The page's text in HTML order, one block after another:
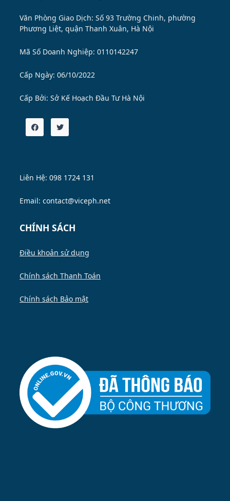
Văn Phòng Giao Dịch: Số 93 Trường Chinh, phường
Phương Liệt, quận Thanh Xuân, Hà Nội
Mã Số Doanh Nghiệp: 0110142247
Cấp Ngày: 06/10/2022
Cấp Bởi: Sở Kế Hoạch Đầu Tư Hà Nội
Liên Hệ: 098 1724 131
Email: contact@viceph.net
CHÍNH SÁCH
Điều khoản sử dụng
Chính sách Thanh Toán
Chính sách Bảo mật